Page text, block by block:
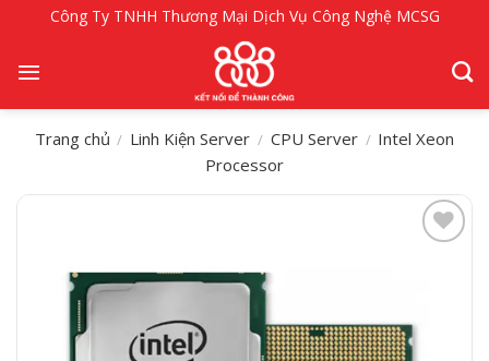
nội
Công Ty TNHH Thương Mại Dịch Vụ Công Nghệ MCSG
Trang chủ / Linh Kiện Server / CPU Server / Intel Xeon
Processor